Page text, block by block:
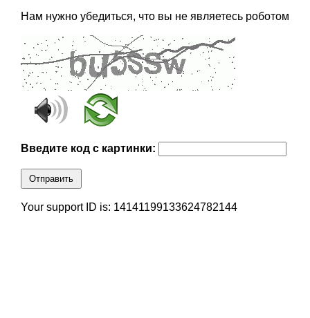
Нам нужно убедиться, что вы не являетесь роботом
Введите код с картинки:
Отправить
Your support ID is: 14141199133624782144